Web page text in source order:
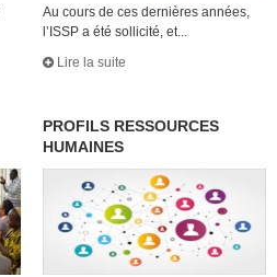
Au cours de ces dernières années,
l’ISSP a été sollicité, et...
Lire la suite
PROFILS RESSOURCES
HUMAINES